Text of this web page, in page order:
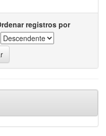
registros por